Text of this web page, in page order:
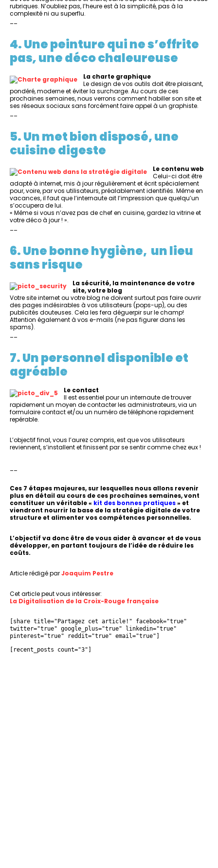
rubriques. N’oubliez pas, l’heure est à la simplicité, pas à la
complexité ni au superflu.
4. Une peinture qui ne s’effrite
pas,une déco chaleureuse
La charte graphique
Le design de vos outils doit être plaisant,
pondéré, moderne et éviter la surcharge. Au cours de ces
prochaines semaines, nous verrons comment habiller son site et
ses réseaux sociaux sans forcément faire appel à un graphiste.
5. Un met bien disposé, une
cuisine digeste
Le contenu web
Celui-ci doit être
adapté à internet, mis à jour régulièrement et écrit spécialement
pour, voire, par vos utilisateurs, préalablement identifiés. Même en
vacances, il faut que l’internaute ait l’impression que quelqu’un
s’occupera de lui.
« Même si vous n’avez pas de chef en cuisine, gardez la vitrine et
votre déco à jour ! ».
6. Une bonne hygiène, un lieu
sans risque
La sécurité, la maintenance de votre
site, votre blog
Votre site internet ou votre blog ne doivent surtout pas faire ouvrir
des pages indésirables à vos utilisateurs (pops-up), ou des
publicités douteuses. Cela les fera déguerpir sur le champ!
Attention également à vos e-mails (ne pas figurer dans les
spams).
7. Un personnel disponible et
agréable
Le contact
Il est essentiel pour un internaute de trouver
rapidement un moyen de contacter les administrateurs, via un
formulaire contact et/ou un numéro de téléphone rapidement
repérable.
L’objectif final, vous l’aurez compris, est que vos utilisateurs
reviennent, s’installent et finissent par se sentir comme chez eux !
Ces 7 étapes majeures, sur lesquelles nous allons revenir
plus en détail au cours de ces prochaines semaines, vont
constituer un véritable « kit des bonnes pratiques» et
viendront nourrir la base de la stratégie digitale de votre
structure et alimenter vos compétences personnelles.
L’objectif va donc être de vous aider à avancer et de vous
développer, en partant toujours de l’idée de réduire les
coûts.
Article rédigé parJoaquim Pestre
Cet article peut vous intéresser:
La Digitalisation de la Croix-Rouge française
[share title="Partagez cet article!" facebook="true"
twitter="true" google_plus="true" linkedin="true"
pinterest="true" reddit="true" email="true"]
[recent_posts count="3"]